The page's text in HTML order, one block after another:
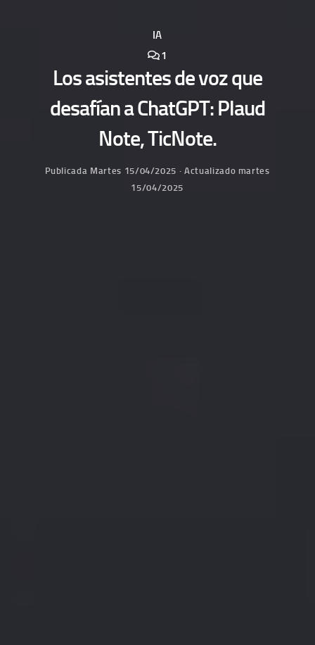
IA
1
Los asistentes de voz que
desafían a ChatGPT: Plaud
Note, TicNote.
Publicada Martes 15/04/2025 · Actualizado martes
15/04/2025